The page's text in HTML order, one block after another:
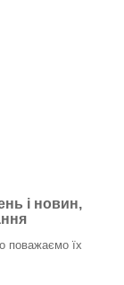
і новин,
поважаємо їх